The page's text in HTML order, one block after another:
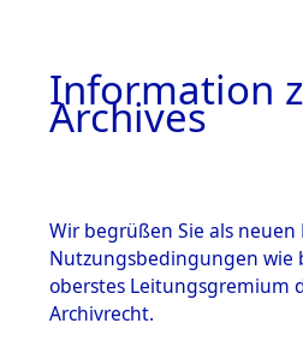
Information
Archives
Wir begrüßen Sie als neuen
Nutzungsbedingungen wie
oberstes Leitungsgremium
Archivrecht.